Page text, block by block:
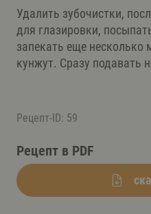
Удалить зубочистки,
для глазировки,
запекать еще несколько
кунжут. Сразу подавать
Рецепт-ID: 59
Рецепт в PDF